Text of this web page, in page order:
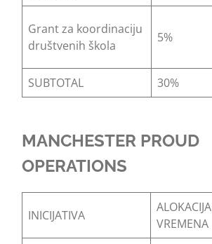
Grant za koordinaciju
društvenih škola
5%
SUBTOTAL
30%
MANCHESTER PROUD
OPERATIONS
INICIJATIVA
ALOKACIJA
VREMENA